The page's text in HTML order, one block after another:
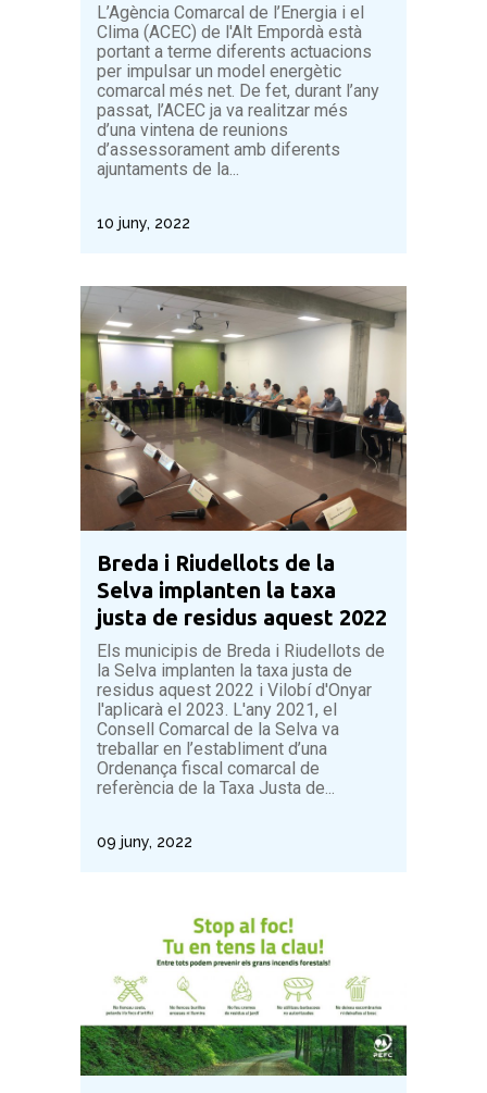
L’Agència Comarcal de l’Energia i el
Clima (ACEC) de l'Alt Empordà està
portant a terme diferents actuacions
per impulsar un model energètic
comarcal més net. De fet, durant l’any
passat, l’ACEC ja va realitzar més
d’una vintena de reunions
d’assessorament amb diferents
ajuntaments de la...
10 juny, 2022
Breda i Riudellots de la
Selva implanten la taxa
justa de residus aquest 2022
Els municipis de Breda i Riudellots de
la Selva implanten la taxa justa de
residus aquest 2022 i Vilobí d'Onyar
l'aplicarà el 2023. L'any 2021, el
Consell Comarcal de la Selva va
treballar en l’establiment d’una
Ordenança fiscal comarcal de
referència de la Taxa Justa de...
09 juny, 2022